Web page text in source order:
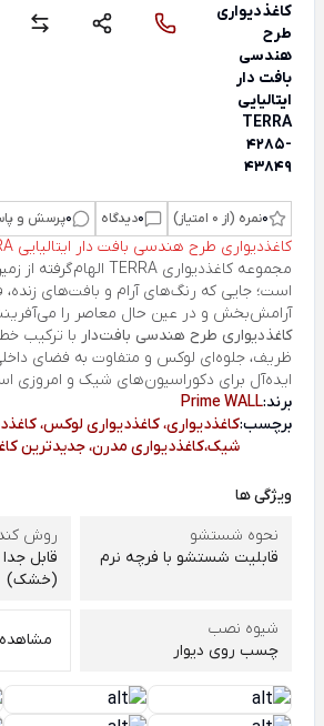
کاغذدیواری
طرح
هندسی
بافت دار
ایتالیایی
TERRA
4285-
43849
0نمره (از 0 امتیاز) 0دیدگاه 0پرسش و
کاغذدیواری طرح هندسی بافت دار ایتالیایی TERRA:
مجموعه کاغذدیواری TERRA الهام‌گرفته از
است؛ جایی که رنگ‌های آرام و بافت‌های
آرامش‌بخش و در عین حال معاصر را
کاغذدیواری طرح هندسی بافت‌دار با ترکیب
ظریف، جلوه‌ای لوکس و متفاوت به فضای
ایده‌آل برای دکوراسیون‌های شیک و امروزی
برند:Prime WALL
برچسب:کاغذدیواری، کاغذدیواری لوکس،
شیک،کاغذدیواری مدرن، جدیدترین
ویژگی ها
نحوه شستشو
قابلیت شستشو با فرچه نرم
روش
قابل
(خشک)
شیوه نصب
چسب روی دیوار